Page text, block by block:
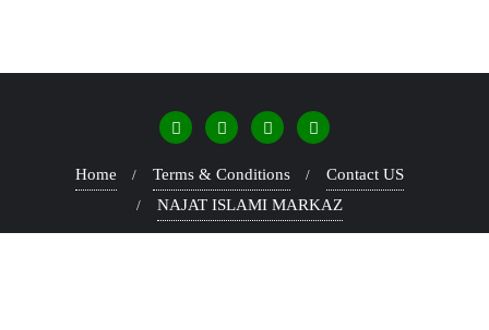
Home Terms & Conditions
Contact US
NAJAT ISLAMI MARKAZ